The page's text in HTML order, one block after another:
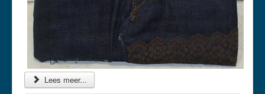
Lees meer...